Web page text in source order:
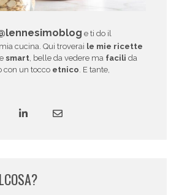
e ti do il
cucina. Qui troverai le mie ricette
smart, belle da vedere ma facili da
con un tocco etnico. E tante,